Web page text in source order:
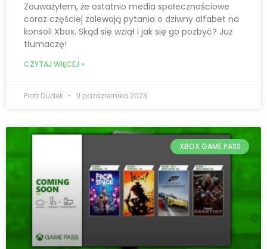
Zauważyłem, że ostatnio media społecznościowe
coraz częściej zalewają pytania o dziwny alfabet na
konsoli Xbox. Skąd się wziął i jak się go pozbyć? Już
tłumaczę!
CZYTAJ WIĘCEJ »
Piotr Dudek 11 października 2023
XBOX GAME PASS